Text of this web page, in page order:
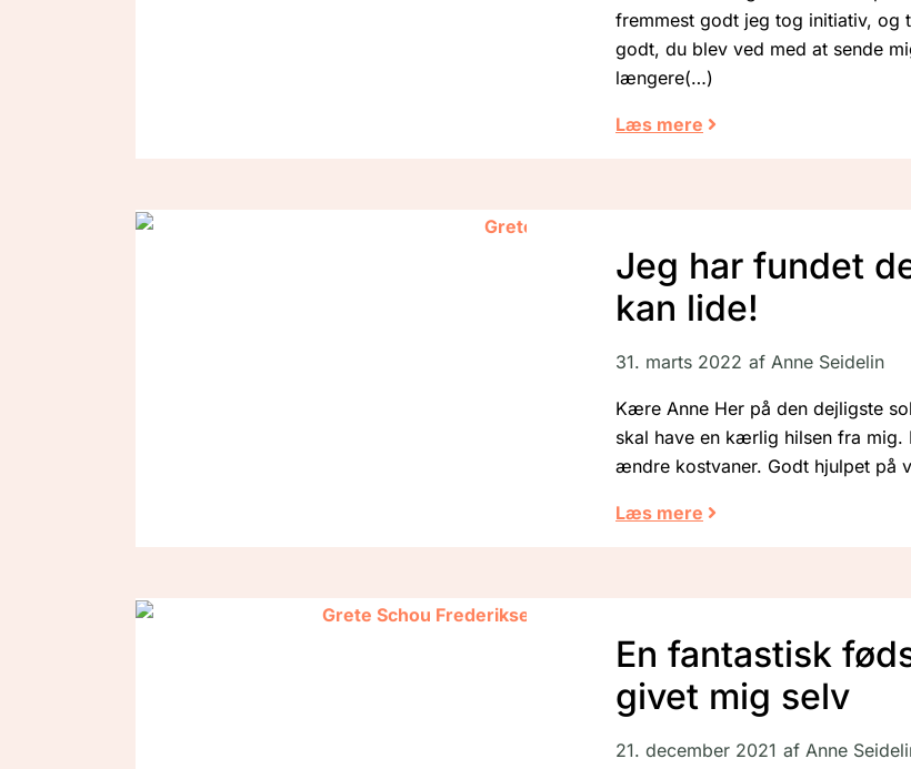
fremmest godt jeg tog initiativ, og
godt, du blev ved med at sende
længere
Læs mere
Jeg har fundet
kan lide!
31. marts 2022 af Anne Seidelin
Kære Anne Her på den dejligste
skal have en kærlig hilsen fra
ændre kostvaner. Godt hjulpet på
Læs mere
En fantastisk
givet mig selv
21. december 2021 af Anne